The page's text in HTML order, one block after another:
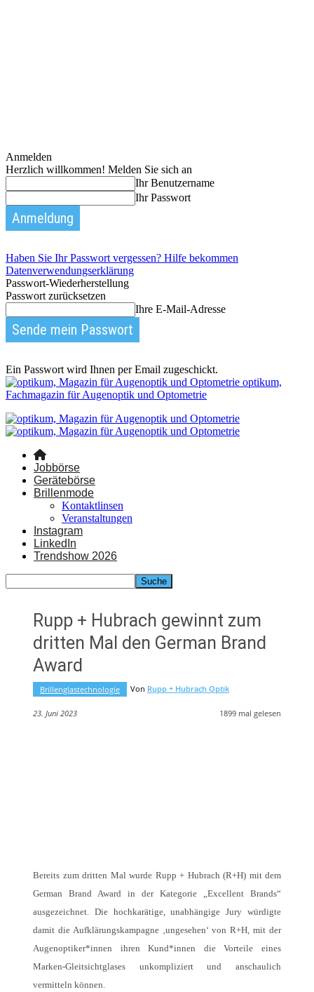
Anmelden
Herzlich willkommen! Melden Sie sich an
Ihr Benutzername
Ihr Passwort
Haben Sie Ihr Passwort vergessen? Hilfe bekommen
Datenverwendungserklärung
Passwort-Wiederherstellung
Passwort zurücksetzen
Ihre E-Mail-Adresse
Ein Passwort wird Ihnen per Email zugeschickt.
optikum,
Fachmagazin für Augenoptik und Optometrie
Jobbörse
Gerätebörse
Brillenmode
Kontaktlinsen
Veranstaltungen
Instagram
LinkedIn
Trendshow 2026
Rupp + Hubrach gewinnt zum
dritten Mal den German Brand
Award
Brillenglastechnologie Von Rupp + Hubrach Optik
23. Juni 2023 1899 mal gelesen
Bereits zum dritten Mal wurde Rupp + Hubrach (R+H) mit dem
German Brand Award in der Kategorie „Excellent Brands“
ausgezeichnet. Die hochkarätige, unabhängige Jury würdigte
damit die Aufklärungskampagne ‚ungesehen‘ von R+H, mit der
Augenoptiker*innen ihren Kund*innen die Vorteile eines
Marken-Gleitsichtglases unkompliziert und anschaulich
vermitteln können.